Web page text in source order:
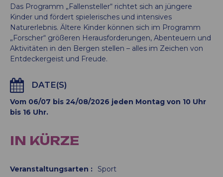
Das Programm „Fallensteller“ richtet sich an jüngere
Kinder und fördert spielerisches und intensives
Naturerlebnis. Ältere Kinder können sich im Programm
„Forscher“ größeren Herausforderungen, Abenteuern und
Aktivitäten in den Bergen stellen – alles im Zeichen von
Entdeckergeist und Freude.
DATE(S)
Vom 06/07 bis 24/08/2026 jeden Montag von 10 Uhr
bis 16 Uhr.
IN KÜRZE
Veranstaltungsarten :
Sport